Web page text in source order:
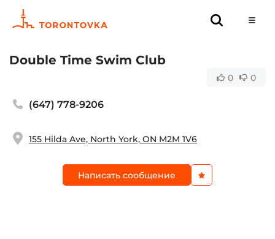
Double Time Swim Club
0 0
(647) 778-9206
155 Hilda Ave, North York, ON M2M 1V6
Написать сообщение